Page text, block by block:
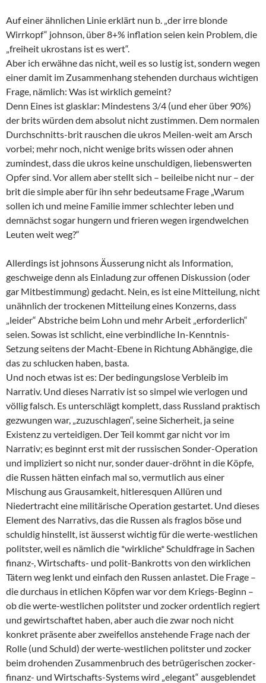
Auf einer ähnlichen Linie erklärt nun b. „der irre blonde
Wirrkopf“ johnson, über 8+% inflation seien kein Problem, die
„freiheit ukrostans ist es wert“.
Aber ich erwähne das nicht, weil es so lustig ist, sondern wegen
einer damit im Zusammenhang stehenden durchaus wichtigen
Frage, nämlich: Was ist wirklich gemeint?
Denn Eines ist glasklar: Mindestens 3/4 (und eher über 90%)
der brits würden dem absolut nicht zustimmen. Dem normalen
Durchschnitts-brit rauschen die ukros Meilen-weit am Arsch
vorbei; mehr noch, nicht wenige brits wissen oder ahnen
zumindest, dass die ukros keine unschuldigen, liebenswerten
Opfer sind. Vor allem aber stellt sich – beileibe nicht nur – der
brit die simple aber für ihn sehr bedeutsame Frage „Warum
sollen ich und meine Familie immer schlechter leben und
demnächst sogar hungern und frieren wegen irgendwelchen
Leuten weit weg?“
Allerdings ist johnsons Äusserung nicht als Information,
geschweige denn als Einladung zur offenen Diskussion (oder
gar Mitbestimmung) gedacht. Nein, es ist eine Mitteilung, nicht
unähnlich der trockenen Mitteilung eines Konzerns, dass
„leider“ Abstriche beim Lohn und mehr Arbeit „erforderlich“
seien. Sowas ist schlicht, eine verbindliche In-Kenntnis-
Setzung seitens der Macht-Ebene in Richtung Abhängige, die
das zu schlucken haben, basta.
Und noch etwas ist es: Der bedingungslose Verbleib im
Narrativ. Und dieses Narrativ ist so simpel wie verlogen und
völlig falsch. Es unterschlägt komplett, dass Russland praktisch
gezwungen war, „zuzuschlagen“, seine Sicherheit, ja seine
Existenz zu verteidigen. Der Teil kommt gar nicht vor im
Narrativ; es beginnt erst mit der russischen Sonder-Operation
und impliziert so nicht nur, sonder dauer-dröhnt in die Köpfe,
die Russen hätten einfach mal so, vermutlich aus einer
Mischung aus Grausamkeit, hitleresquen Allüren und
Niedertracht eine militärische Operation gestartet. Und dieses
Element des Narrativs, das die Russen als fraglos böse und
schuldig hinstellt, ist äusserst wichtig für die werte-westlichen
politster, weil es nämlich die *wirkliche* Schuldfrage in Sachen
finanz-, Wirtschafts- und polit-Bankrotts von den wirklichen
Tätern weg lenkt und einfach den Russen anlastet. Die Frage –
die durchaus in etlichen Köpfen war vor dem Kriegs-Beginn –
ob die werte-westlichen politster und zocker ordentlich regiert
und gewirtschaftet haben, aber auch die zwar noch nicht
konkret präsente aber zweifellos anstehende Frage nach der
Rolle (und Schuld) der werte-westlichen politster und zocker
beim drohenden Zusammenbruch des betrügerischen zocker-
finanz- und Wirtschafts-Systems wird „elegant“ ausgeblendet